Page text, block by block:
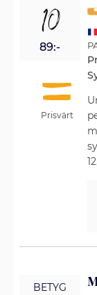
10
89:-
Prisvärt
BETYG